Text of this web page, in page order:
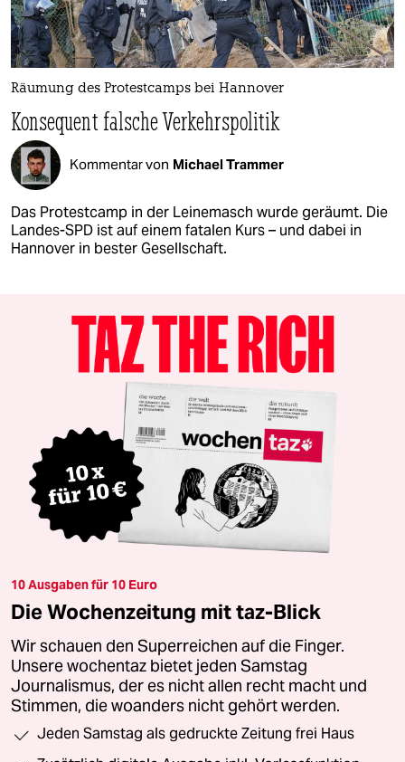
Räumung des Protestcamps bei Hannover
Konsequent falsche Verkehrspolitik
Kommentar von Michael Trammer
Das Protestcamp in der Leinemasch wurde geräumt. Die
Landes-SPD ist auf einem fatalen Kurs – und dabei in
Hannover in bester Gesellschaft.
10 Ausgaben für 10 Euro
Die Wochenzeitung mit taz-Blick
Wir schauen den Superreichen auf die Finger.
Unsere wochentaz bietet jeden Samstag
Journalismus, der es nicht allen recht macht und
Stimmen, die woanders nicht gehört werden.
Jeden Samstag als gedruckte Zeitung frei Haus